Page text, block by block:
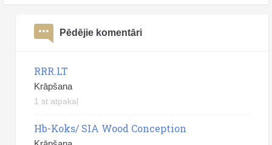
Pēdējie komentāri
RRR.LT
Krāpšana
1 st atpakaļ
Hb-Koks/ SIA Wood Conception